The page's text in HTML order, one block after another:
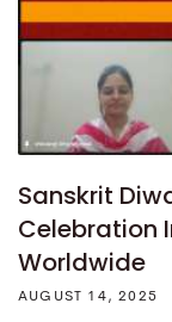
Sanskrit
Celebration
Worldwide
AUGUST 14, 2025